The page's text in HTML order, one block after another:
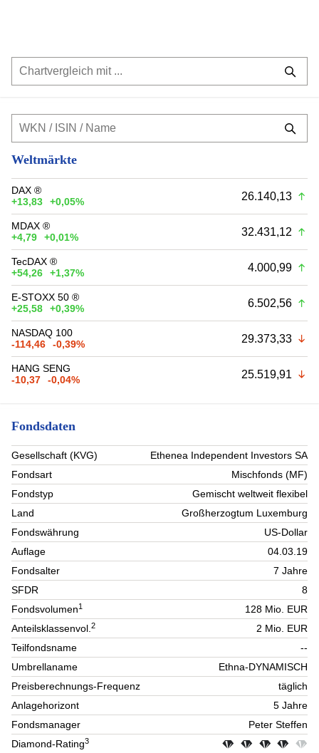
Weltmärkte
DAX ®
+13,83
+0,05% 26.140,13
MDAX ®
+4,79
+0,01% 32.431,12
TecDAX ®
+54,26
+1,37% 4.000,99
E-STOXX 50 ®
+25,58
+0,39% 6.502,56
NASDAQ 100
-114,46
-0,39% 29.373,33
HANG SENG
-10,37
-0,04% 25.519,91
Fondsdaten
Gesellschaft (KVG)
Ethenea Independent Investors SA
Fondsart
Mischfonds (MF)
Fondstyp
Gemischt weltweit flexibel
Land
Großherzogtum Luxemburg
Fondswährung
US-Dollar
Auflage
04.03.19
Fondsalter
7 Jahre
SFDR
8
Fondsvolumen1
128 Mio. EUR
Anteilsklassenvol.2
2 Mio. EUR
Teilfondsname
--
Umbrellaname
Ethna-DYNAMISCH
Preisberechnungs-Frequenz
täglich
Anlagehorizont
5 Jahre
Fondsmanager
Peter Steffen
Diamond-Rating3